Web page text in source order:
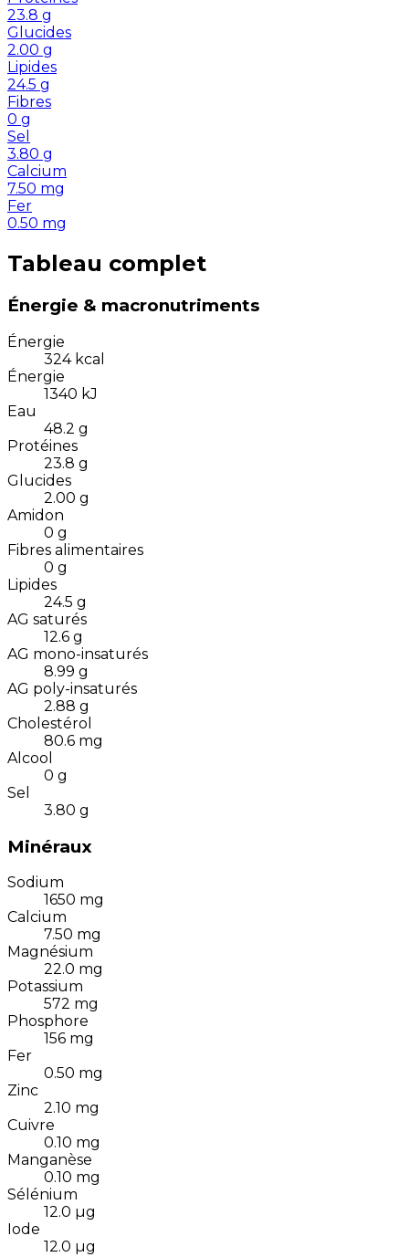
23.8 g
Glucides
2.00 g
Lipides
24.5 g
Fibres
0 g
Sel
3.80 g
Calcium
7.50 mg
Fer
0.50 mg
Tableau complet
Énergie & macronutriments
Énergie
324 kcal
Énergie
1340 kJ
Eau
48.2 g
Protéines
23.8 g
Glucides
2.00 g
Amidon
0 g
Fibres alimentaires
0 g
Lipides
24.5 g
AG saturés
12.6 g
AG mono-insaturés
8.99 g
AG poly-insaturés
2.88 g
Cholestérol
80.6 mg
Alcool
0 g
Sel
3.80 g
Minéraux
Sodium
1650 mg
Calcium
7.50 mg
Magnésium
22.0 mg
Potassium
572 mg
Phosphore
156 mg
Fer
0.50 mg
Zinc
2.10 mg
Cuivre
0.10 mg
Manganèse
0.10 mg
Sélénium
12.0 µg
Iode
12.0 µg